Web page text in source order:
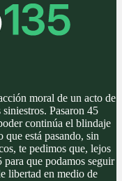
moral de un acto de
Pasaron 45
continúa el blindaje
que está pasando, sin
te pedimos que, lejos
que podamos seguir
libertad en medio de